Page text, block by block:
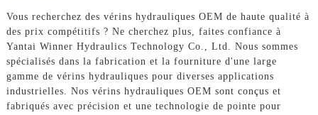
Vous recherchez des vérins hydrauliques OEM de haute qualité à
des prix compétitifs ? Ne cherchez plus, faites confiance à
Yantai Winner Hydraulics Technology Co., Ltd. Nous sommes
spécialisés dans la fabrication et la fourniture d'une large
gamme de vérins hydrauliques pour diverses applications
industrielles. Nos vérins hydrauliques OEM sont conçus et
fabriqués avec précision et une technologie de pointe pour